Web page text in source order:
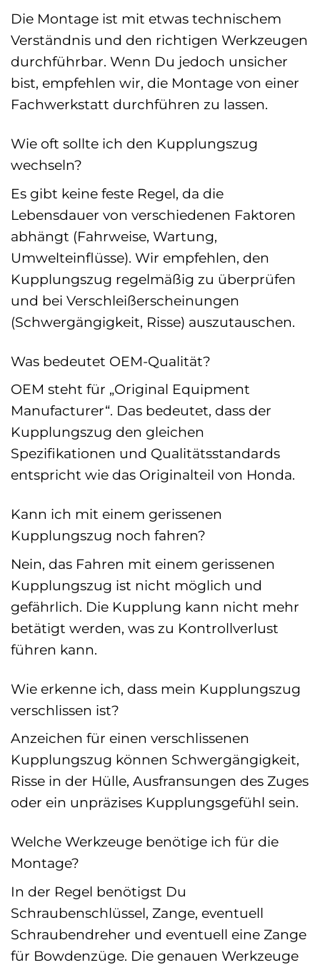
Die Montage ist mit etwas technischem
Verständnis und den richtigen Werkzeugen
durchführbar. Wenn Du jedoch unsicher
bist, empfehlen wir, die Montage von einer
Fachwerkstatt durchführen zu lassen.
Wie oft sollte ich den Kupplungszug
wechseln?
Es gibt keine feste Regel, da die
Lebensdauer von verschiedenen Faktoren
abhängt (Fahrweise, Wartung,
Umwelteinflüsse). Wir empfehlen, den
Kupplungszug regelmäßig zu überprüfen
und bei Verschleißerscheinungen
(Schwergängigkeit, Risse) auszutauschen.
Was bedeutet OEM-Qualität?
OEM steht für „Original Equipment
Manufacturer“. Das bedeutet, dass der
Kupplungszug den gleichen
Spezifikationen und Qualitätsstandards
entspricht wie das Originalteil von Honda.
Kann ich mit einem gerissenen
Kupplungszug noch fahren?
Nein, das Fahren mit einem gerissenen
Kupplungszug ist nicht möglich und
gefährlich. Die Kupplung kann nicht mehr
betätigt werden, was zu Kontrollverlust
führen kann.
Wie erkenne ich, dass mein Kupplungszug
verschlissen ist?
Anzeichen für einen verschlissenen
Kupplungszug können Schwergängigkeit,
Risse in der Hülle, Ausfransungen des Zuges
oder ein unpräzises Kupplungsgefühl sein.
Welche Werkzeuge benötige ich für die
Montage?
In der Regel benötigst Du
Schraubenschlüssel, Zange, eventuell
Schraubendreher und eventuell eine Zange
für Bowdenzüge. Die genauen Werkzeuge